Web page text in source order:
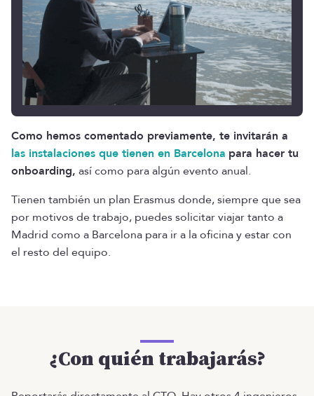
Como hemos comentado previamente, te invitarán a
las instalaciones que tienen en Barcelona para hacer tu
onboarding, así como para algún evento anual.
Tienen también un plan Erasmus donde, siempre que sea
por motivos de trabajo, puedes solicitar viajar tanto a
Madrid como a Barcelona para ir a la oficina y estar con
el resto del equipo.
¿Con quién trabajarás?